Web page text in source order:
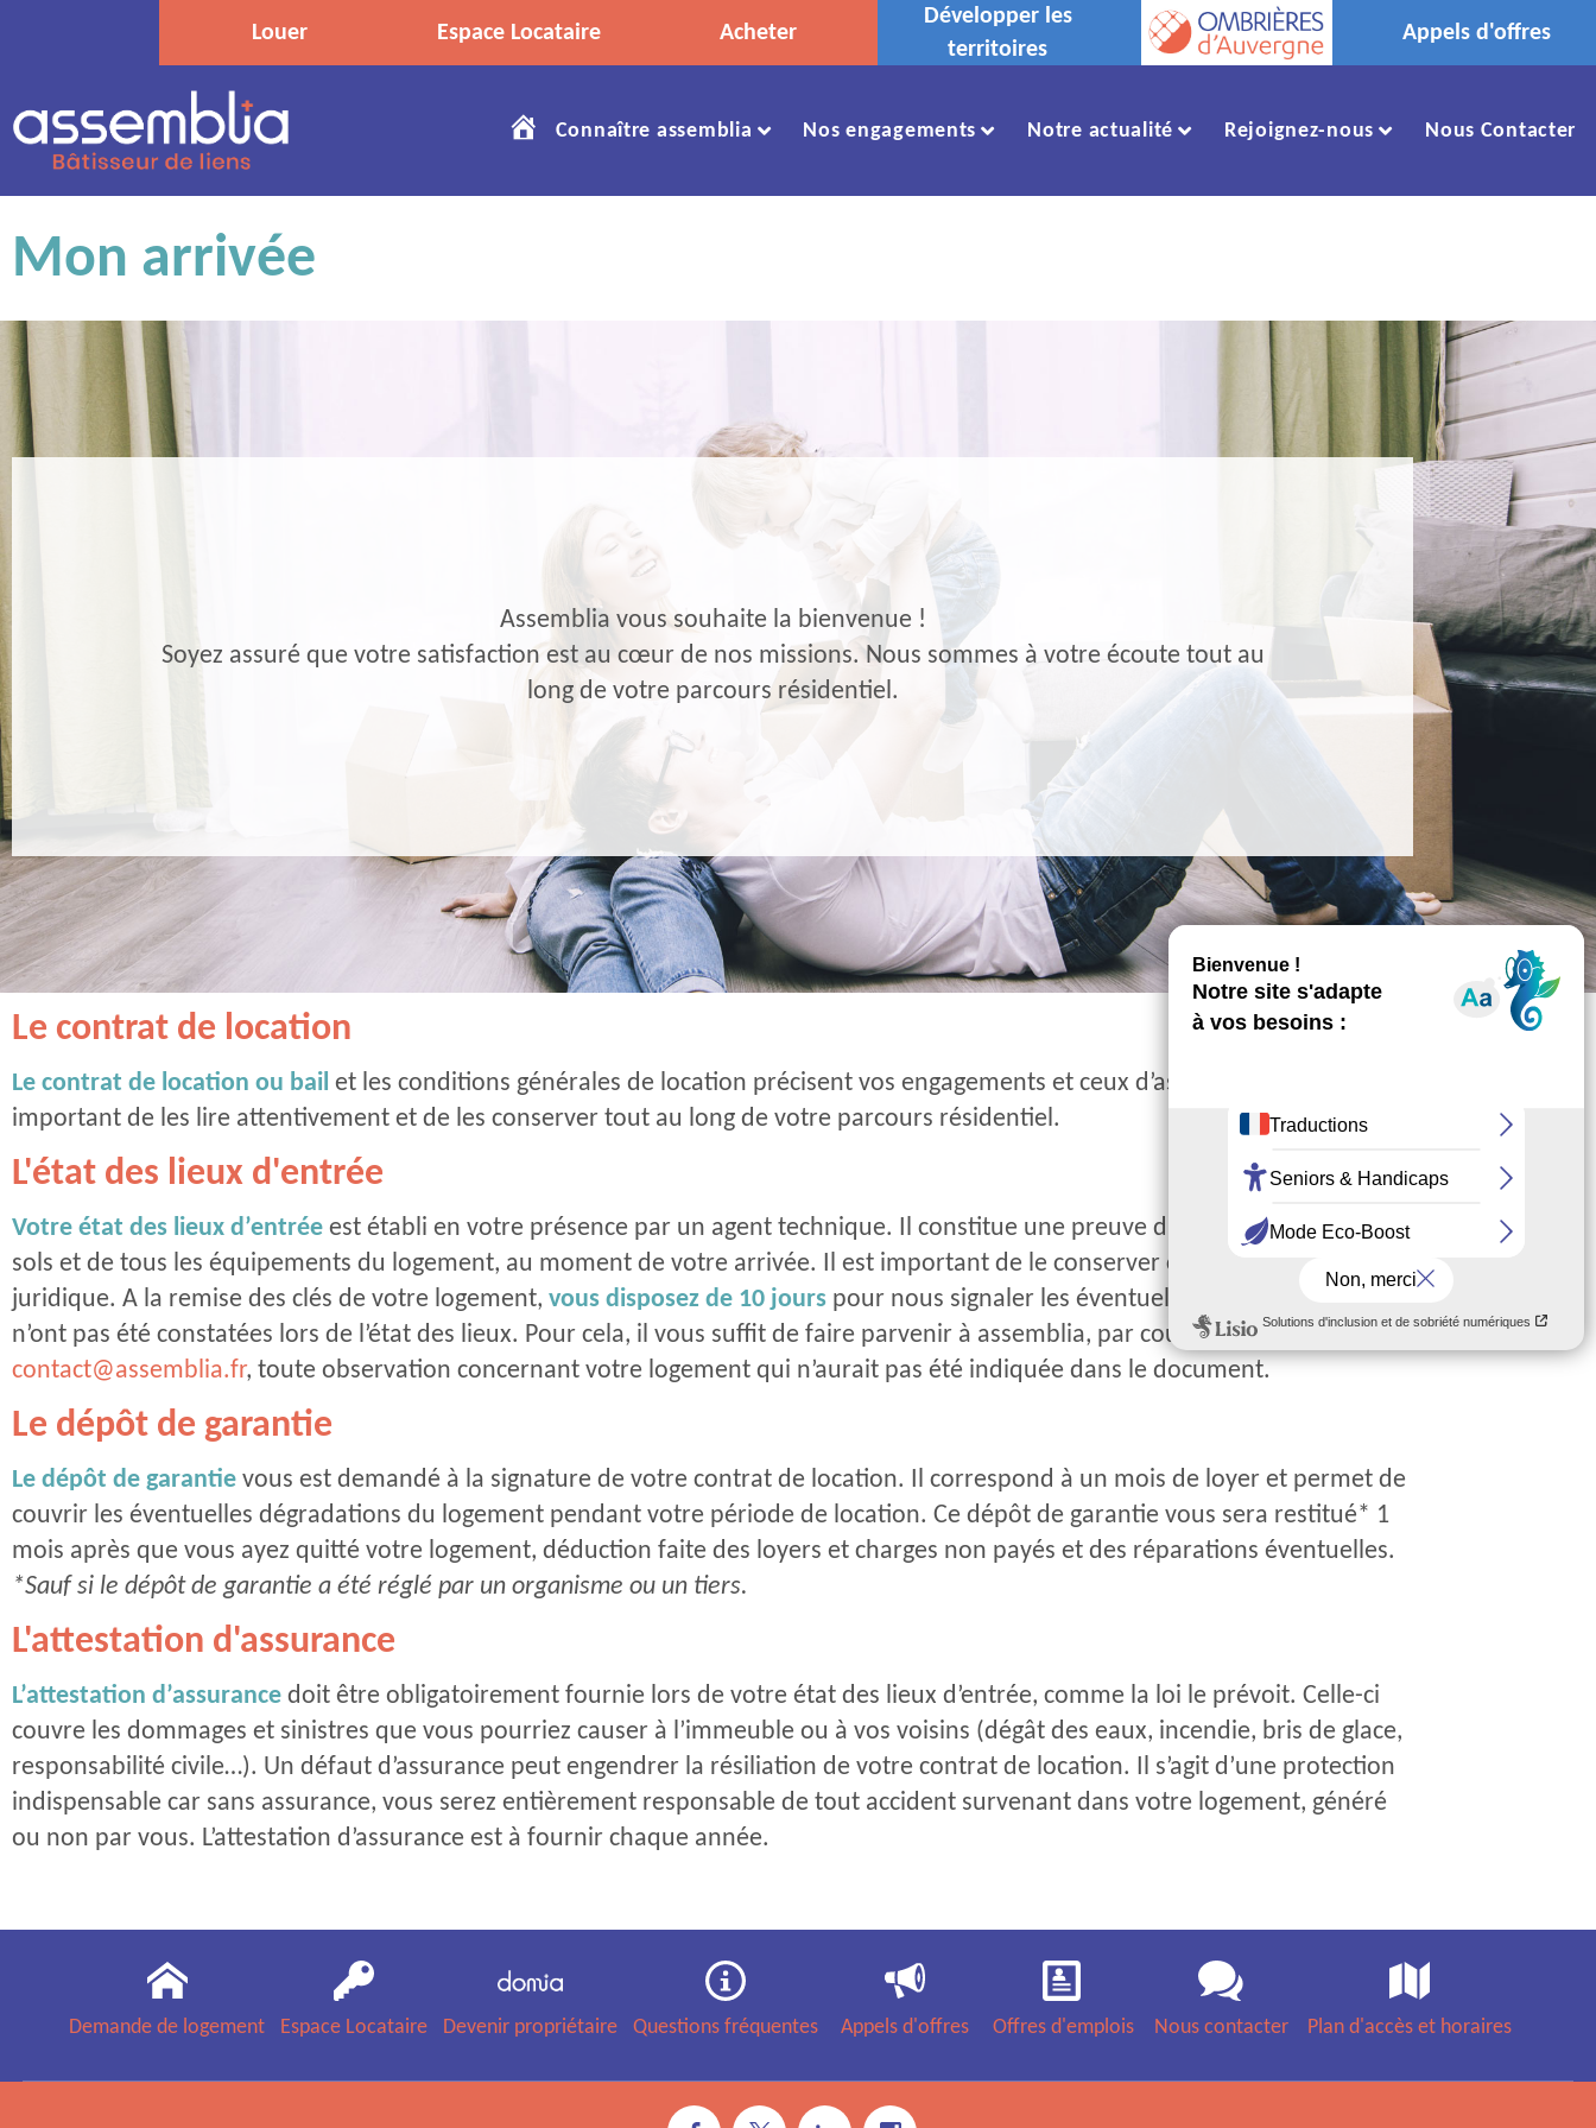
Louer Espace Locataire Acheter
Développer les
territoires
Appels d'offres
Accueil
Connaître assemblia Nos engagements Notre actualité Rejoignez-nous Nous Contacter
Mon arrivée
Assemblia vous souhaite la bienvenue !
Soyez assuré que votre satisfaction est au cœur de nos missions. Nous sommes à votre écoute tout au
long de votre parcours résidentiel.
Le contrat de location
Le contrat de location ou bail et les conditions générales de location précisent vos engagements et ceux d’assemblia. Il est
important de les lire attentivement et de les conserver tout au long de votre parcours résidentiel.
L'état des lieux d'entrée
Votre état des lieux d’entrée est établi en votre présence par un agent technique. Il constitue une preuve d’état des murs, des
sols et de tous les équipements du logement, au moment de votre arrivée. Il est important de le conserver car il a une valeur
juridique. A la remise des clés de votre logement, vous disposez de 10 jours pour nous signaler les éventuelles anomalies qui
n’ont pas été constatées lors de l’état des lieux. Pour cela, il vous suffit de faire parvenir à assemblia, par courrier ou à
contact@assemblia.fr, toute observation concernant votre logement qui n’aurait pas été indiquée dans le document.
Le dépôt de garantie
Le dépôt de garantie vous est demandé à la signature de votre contrat de location. Il correspond à un mois de loyer et permet de
couvrir les éventuelles dégradations du logement pendant votre période de location. Ce dépôt de garantie vous sera restitué* 1
mois après que vous ayez quitté votre logement, déduction faite des loyers et charges non payés et des réparations éventuelles.
*Sauf si le dépôt de garantie a été réglé par un organisme ou un tiers.
L'attestation d'assurance
L’attestation d’assurance doit être obligatoirement fournie lors de votre état des lieux d’entrée, comme la loi le prévoit. Celle-ci
couvre les dommages et sinistres que vous pourriez causer à l’immeuble ou à vos voisins (dégât des eaux, incendie, bris de glace,
responsabilité civile…). Un défaut d’assurance peut engendrer la résiliation de votre contrat de location. Il s’agit d’une protection
indispensable car sans assurance, vous serez entièrement responsable de tout accident survenant dans votre logement, généré
ou non par vous. L’attestation d’assurance est à fournir chaque année.
Demande de logement Espace Locataire Devenir propriétaire Questions fréquentes Appels d'offres Offres d'emplois Nous contacter Plan d'accès et horaires